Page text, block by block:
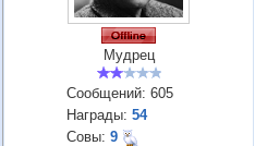
Мудрец
Сообщений: 605
Награды: 54
Совы: 9